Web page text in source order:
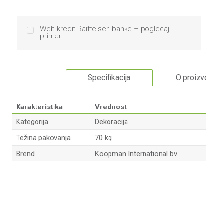
Web kredit Raiffeisen banke – pogledaj
primer
Specifikacija O proizvodu
Karakteristika
Vrednost
Kategorija
Dekoracija
Težina pakovanja
70 kg
Brend
Koopman International bv